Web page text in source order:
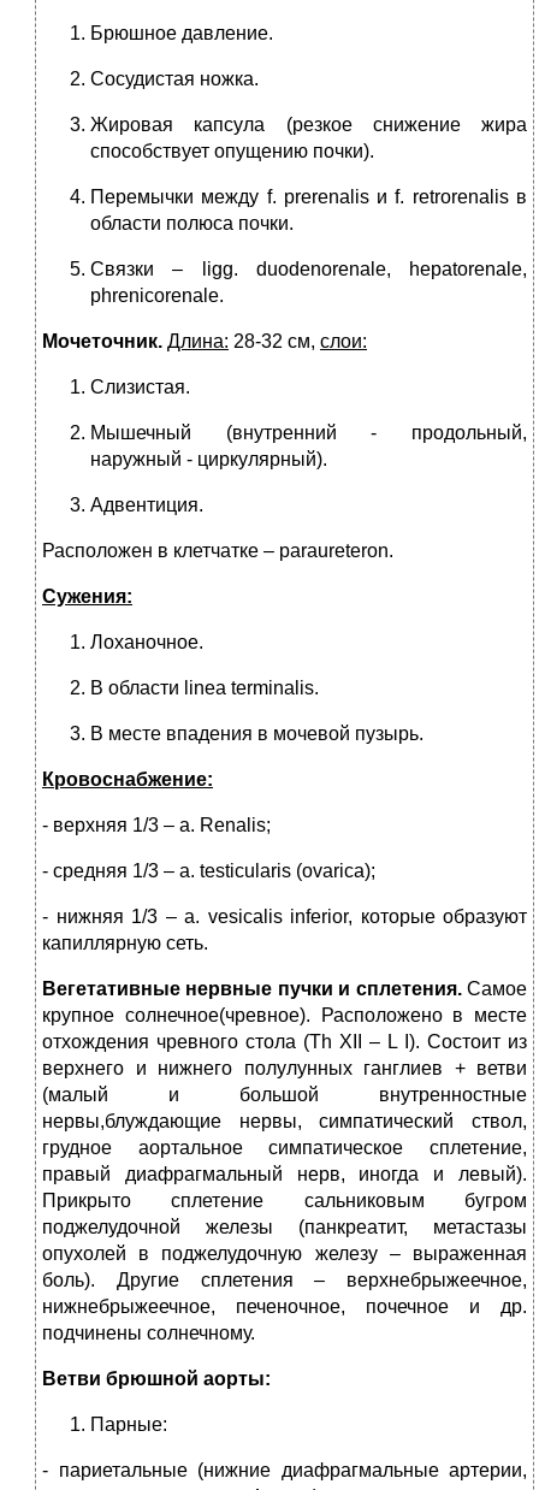
Брюшное давление.
Сосудистая ножка.
Жировая капсула (резкое снижение жира
способствует опущению почки).
Перемычки между f. prerenalis и f. retrorenalis в
области полюса поч­ки.
Связки – ligg. duodenorenale, hepatorenale,
phrenicorenale.
Мочеточник. Длина: 28-32 см, слои:
Слизистая.
Мышечный (внутренний - продольный,
наружный - циркуляр­ный).
Адвентиция.
Расположен в клетчатке – paraureteron.
Сужения:
Лоханочное.
В области linea terminalis.
В месте впадения в мочевой пузырь.
Кровоснабжение:
- верхняя 1/3 – а. Renalis;
- средняя 1/3 – а. testicularis (ovarica);
- нижняя 1/3 – а. vesicalis inferior, которые образуют
капиллярную сеть.
Вегетативные нервные пучки и сплетения. Самое
крупное солнечное(чревное). Расположено в месте
отхождения чревного стола (Th XII – L I). Со­стоит из
верхнего и нижнего полулунных ганглиев + ветви
(малый и большой внутренностные
нервы,блуждающие нервы, симпатический ствол,
грудное аортальное симпатиче­ское сплетение,
правый диафрагмальный нерв, иногда и левый).
Прикрыто сплетение сальниковым бугром
поджелудочной железы (панкреатит, метаста­зы
опухолей в поджелудочную железу – выраженная
боль). Другие сплетения – верхнебрыжеечное,
нижнебрыжеечное, печеночное, почечное и др.
подчи­нены солнечному.
Ветви брюшной аорты:
Парные:
- париетальные (нижние диафрагмальные артерии,